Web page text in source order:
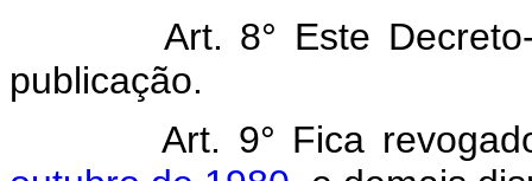
Art. 8° Este Decreto-
publicação.
Art. 9° Fica